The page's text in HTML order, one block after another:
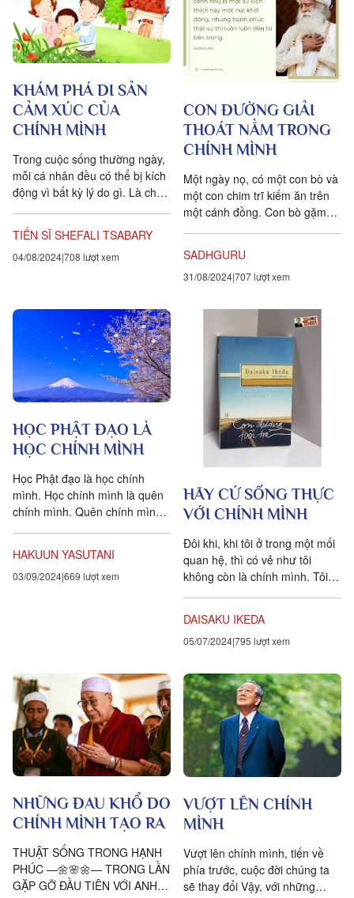
KHÁM PHÁ DI SẢN
CẢM XÚC CỦA
CHÍNH MÌNH
Trong cuộc sống thường ngày,
mỗi cá nhân đều có thể bị kích
động vì bất kỳ lý do gì. Là cha
bởi...
TIẾN SĨ SHEFALI TSABARY
04/08/2024708 lượt xem
CON ĐƯỜNG GIẢI
THOÁT NẰM TRONG
CHÍNH MÌNH
Một ngày nọ, có một con bò và
một con chim trĩ kiếm ăn trên
một cánh đồng. Con bò gặm
SADHGURU
31/08/2024707 lượt xem
HỌC PHẬT ĐẠO LÀ
HỌC CHÍNH MÌNH
Học Phật đạo là học chính
mình. Học chính mình là quên
chính mình. Quên chính mình
HAKUUN YASUTANI
03/09/2024669 lượt xem
HÃY CỨ SỐNG THỰC
VỚI CHÍNH MÌNH
Đôi khi, khi tôi ở trong một mối
quan hệ, thì có vẻ như tôi
không còn là chính mình. Tôi
DAISAKU IKEDA
05/07/2024795 lượt xem
NHỮNG ĐAU KHỔ DO
CHÍNH MÌNH TẠO RA
THUẬT SỐNG TRONG HẠNH
PHÚC —🌼🌸🌼— TRONG LẦN
GẶP GỠ ĐẦU TIÊN VỚI ANH
VƯỢT LÊN CHÍNH
MÌNH
Vượt lên chính mình, tiến về
phía trước, cuộc đời chúng ta
sẽ thay đổi Vậy, với những